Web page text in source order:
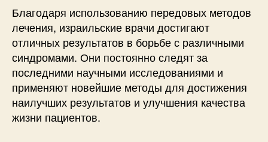
Благодаря использованию передовых методов
лечения, израильские врачи достигают
отличных результатов в борьбе с различными
синдромами. Они постоянно следят за
последними научными исследованиями и
применяют новейшие методы для достижения
наилучших результатов и улучшения качества
жизни пациентов.